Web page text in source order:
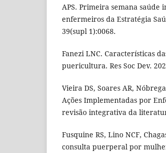
APS. Primeira semana saúde
enfermeiros da Estratégia
39(supl 1):0068.
Fanezi LNC. Características
puericultura. Res Soc Dev.
Vieira DS, Soares AR,
Ações Implementadas por
revisão integrativa da
Fusquine RS, Lino NCF,
consulta puerperal por